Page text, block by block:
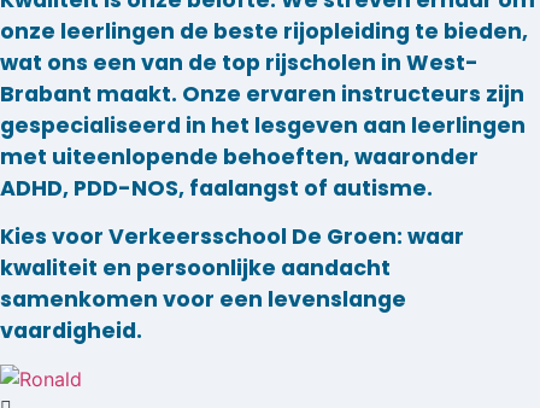
onze leerlingen de beste rijopleiding te bieden,
wat ons een van de top rijscholen in West-
Brabant maakt. Onze ervaren instructeurs zijn
gespecialiseerd in het lesgeven aan leerlingen
met uiteenlopende behoeften, waaronder
ADHD, PDD-NOS, faalangst of autisme.
Kies voor Verkeersschool De Groen: waar
kwaliteit en persoonlijke aandacht
samenkomen voor een levenslange
vaardigheid.